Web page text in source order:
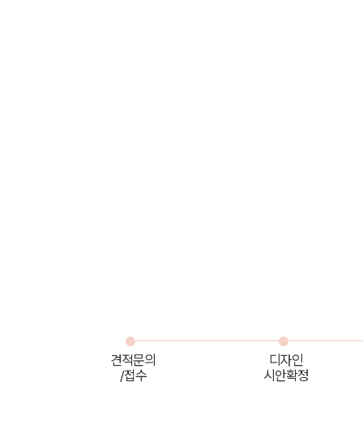
견적문의
/접수
디자인
시안확정